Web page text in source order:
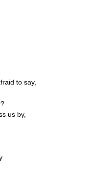
to say,
us by,